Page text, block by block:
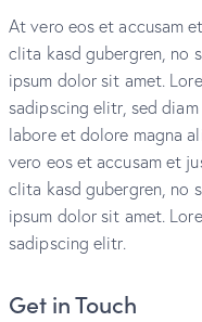
At vero eos et accusam
clita kasd gubergren, no
ipsum dolor sit amet.
sadipscing elitr, sed
labore et dolore magna
vero eos et accusam et
clita kasd gubergren, no
ipsum dolor sit amet.
sadipscing elitr.
Get in Touch